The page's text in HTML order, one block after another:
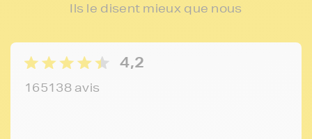
Ils le disent mieux que nous
4,2
165138 avis